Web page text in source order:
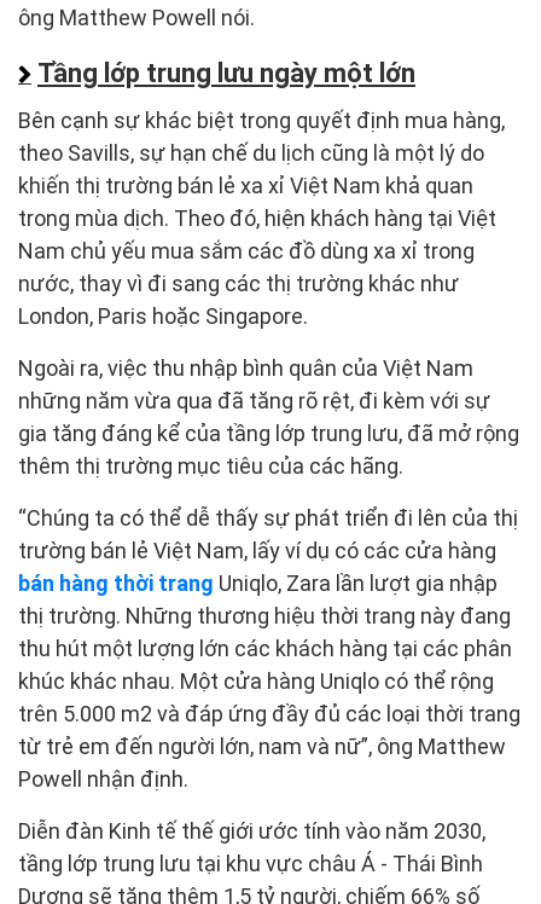
ông Matthew Powell nói.
Tầng lớp trung lưu ngày một lớn
Bên cạnh sự khác biệt trong quyết định mua hàng,
theo Savills, sự hạn chế du lịch cũng là một lý do
khiến thị trường bán lẻ xa xỉ Việt Nam khả quan
trong mùa dịch. Theo đó, hiện khách hàng tại Việt
Nam chủ yếu mua sắm các đồ dùng xa xỉ trong
nước, thay vì đi sang các thị trường khác như
London, Paris hoặc Singapore.
Ngoài ra, việc thu nhập bình quân của Việt Nam
những năm vừa qua đã tăng rõ rệt, đi kèm với sự
gia tăng đáng kể của tầng lớp trung lưu, đã mở rộng
thêm thị trường mục tiêu của các hãng.
“Chúng ta có thể dễ thấy sự phát triển đi lên của thị
trường bán lẻ Việt Nam, lấy ví dụ có các cửa hàng
bán hàng thời trang Uniqlo, Zara lần lượt gia nhập
thị trường. Những thương hiệu thời trang này đang
thu hút một lượng lớn các khách hàng tại các phân
khúc khác nhau. Một cửa hàng Uniqlo có thể rộng
trên 5.000 m2 và đáp ứng đầy đủ các loại thời trang
từ trẻ em đến người lớn, nam và nữ”, ông Matthew
Powell nhận định.
Diễn đàn Kinh tế thế giới ước tính vào năm 2030,
tầng lớp trung lưu tại khu vực châu Á - Thái Bình
Dương sẽ tăng thêm 1,5 tỷ người, chiếm 66% số